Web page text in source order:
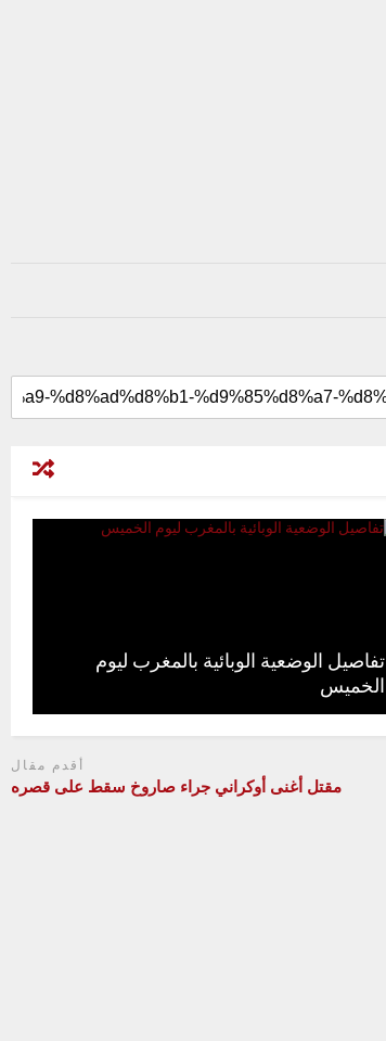
تفاصيل الوضعية الوبائية بالمغرب ليوم
الخميس
أقدم مقال
مقتل أغنى أوكراني جراء صاروخ سقط على قصره